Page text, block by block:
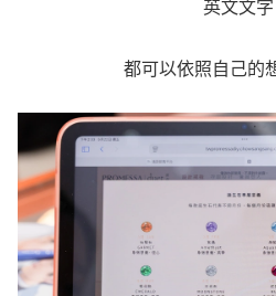
英文文字
都可以依照自己的